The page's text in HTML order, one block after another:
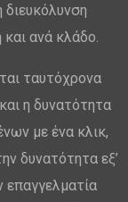
ανά κλάδο.
ταυτόχρονα
η δυνατότητα
με ένα κλικ,
δυνατότητα εξ’
επαγγελματία